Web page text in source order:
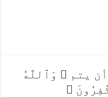
يتم ﴿ وَٱللَّهُ
﴾